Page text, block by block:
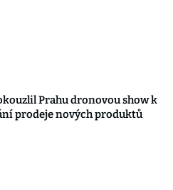
Prahu dronovou show k
prodeje nových produktů